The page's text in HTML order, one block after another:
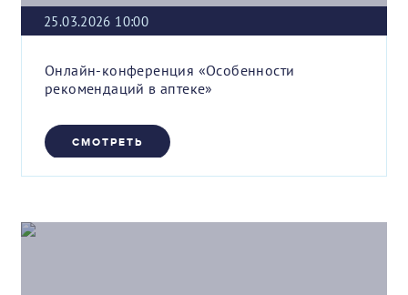
25.03.2026 10:00
Онлайн-конференция «Особенности
рекомендаций в аптеке»
СМОТРЕТЬ